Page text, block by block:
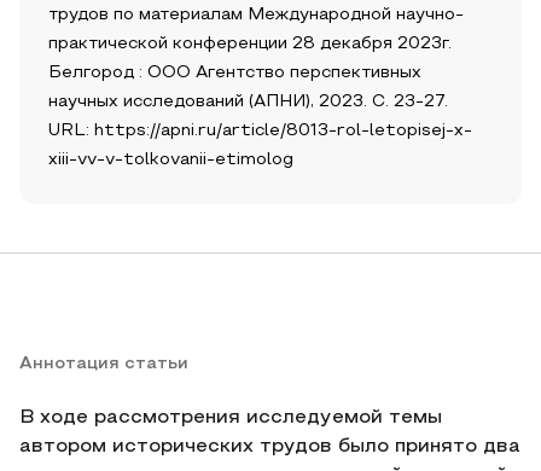
трудов по материалам Международной научно-
практической конференции 28 декабря 2023г.
Белгород : ООО Агентство перспективных
научных исследований (АПНИ), 2023. С. 23-27.
URL: https://apni.ru/article/8013-rol-letopisej-x-
xiii-vv-v-tolkovanii-etimolog
Аннотация статьи
В ходе рассмотрения исследуемой темы
автором исторических трудов было принято два